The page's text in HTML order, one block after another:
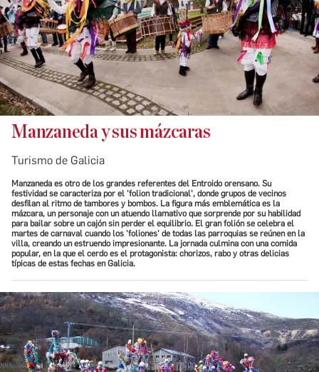
Manzaneda y sus mázcaras
Turismo de Galicia
Manzaneda es otro de los grandes referentes del Entroido orensano. Su
festividad se caracteriza por el 'folion tradicional', donde grupos de vecinos
desfilan al ritmo de tambores y bombos. La figura más emblemática es la
mázcara, un personaje con un atuendo llamativo que sorprende por su habilidad
para bailar sobre un cajón sin perder el equilibrio. El gran folión se celebra el
martes de carnaval cuando los 'foliones' de todas las parroquias se reúnen en la
villa, creando un estruendo impresionante. La jornada culmina con una comida
popular, en la que el cerdo es el protagonista: chorizos, rabo y otras delicias
típicas de estas fechas en Galicia.